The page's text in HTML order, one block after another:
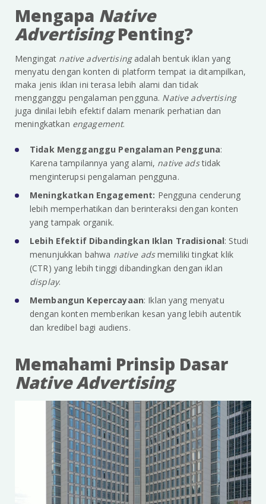
Mengapa Native
AdvertisingPenting?
Mengingat native advertisingadalah bentuk iklan yang
menyatu dengan konten di platform tempat ia ditampilkan,
maka jenis iklan ini terasa lebih alami dan tidak
mengganggu pengalaman pengguna. Native advertising
juga dinilai lebih efektif dalam menarik perhatian dan
meningkatkan engagement.
Tidak Mengganggu Pengalaman Pengguna:
Karena tampilannya yang alami, native adstidak
menginterupsi pengalaman pengguna.
Meningkatkan Engagement: Pengguna cenderung
lebih memperhatikan dan berinteraksi dengan konten
yang tampak organik.
Lebih Efektif Dibandingkan Iklan Tradisional: Studi
menunjukkan bahwa native adsmemiliki tingkat klik
(CTR) yang lebih tinggi dibandingkan dengan iklan
display.
Membangun Kepercayaan: Iklan yang menyatu
dengan konten memberikan kesan yang lebih autentik
dan kredibel bagi audiens.
Memahami Prinsip Dasar
Native Advertising